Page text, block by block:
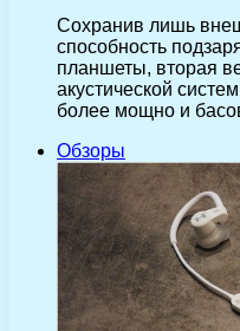
Сохранив лишь
способность
планшеты, вторая
акустической
более мощно и
Обзоры